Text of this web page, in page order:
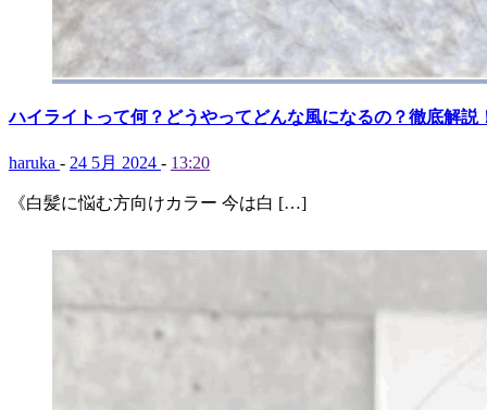
ハイライトって何？どうやってどんな風になるの？徹底解説
haruka - 24 5月 2024 - 13:20
《白髪に悩む方向けカラー 今は白 […]